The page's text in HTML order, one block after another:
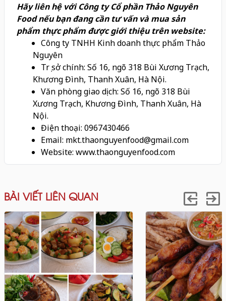
Hãy liên hệ với Công ty Cổ phần Thảo Nguyên
Food nếu bạn đang cần tư vấn và mua sản
phẩm thực phẩm được giới thiệu trên website:
Công ty TNHH Kinh doanh thực phẩm Thảo
Nguyên
Trụ sở chính: Số 16, ngõ 318 Bùi Xương Trạch,
Khương Đình, Thanh Xuân, Hà Nội.
Văn phòng giao dịch: Số 16, ngõ 318 Bùi
Xương Trạch, Khương Đình, Thanh Xuân, Hà
Nội.
Điện thoại: 0967430466
Email: mkt.thaonguyenfood@gmail.com
Website: www.thaonguyenfood.com
BÀI VIẾT LIÊN QUAN